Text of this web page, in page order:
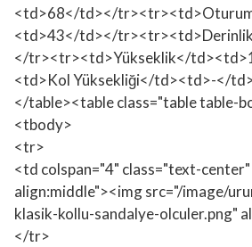
<td>68</td></
<td>43</td></
</tr><tr><td>Yükseklik</
<td>Kol Yüksekliği</td><td>-</
</table><table class="table table-
<tbody>
<tr>
<td colspan="4" class="text-
align:middle"><img src="/image/
klasik-kollu-sandalye-olculer.png"
</tr>